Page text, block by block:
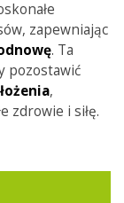
zapewniając
. Ta
pozostawić
,
zdrowie i siłę.